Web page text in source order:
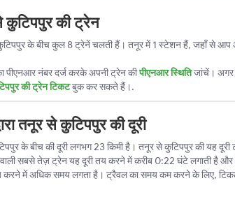
की ट्रेन
के बीच कुल 8 ट्रेनें चलती हैं। तनूर में 1 स्टेशन हैं, जहाँ से
पीएनआर नंबर दर्ज करके अपनी ट्रेन कीपीएनआर स्थितिजांचें। अगर
की ट्रेन टिकटबुक कर सकते हैं।.
तनूर से कुटिपपुर की दूरी
के बीच की दूरी लगभग 23 किमी है। तनूर से कुटिपपुर की यह दूरी
सबसे तेज़ ट्रेन यह दूरी तय करने में करीब 0:22 घंटे लगाती है
करने में अधिक समय लगता है। ट्रैवल का समय कम करने के लिए,